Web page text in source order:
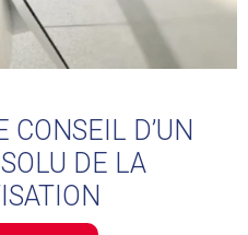
CONSEIL D’UN
DE LA